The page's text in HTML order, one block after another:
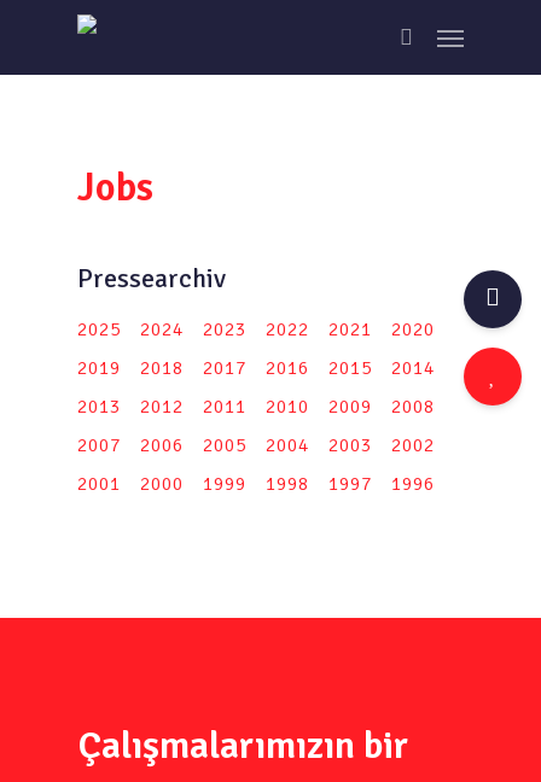
main
search
Menu
Jobs
Pressearchiv
2025 2024 2023 2022 2021
2020
2019
2018 2017 2016 2015
2014
2013
2012 2011 2010 2009
2008
2007
2006 2005 2004 2003
2002
2001
2000 1999 1998 1997 1996
Çalışmalarımızın bir